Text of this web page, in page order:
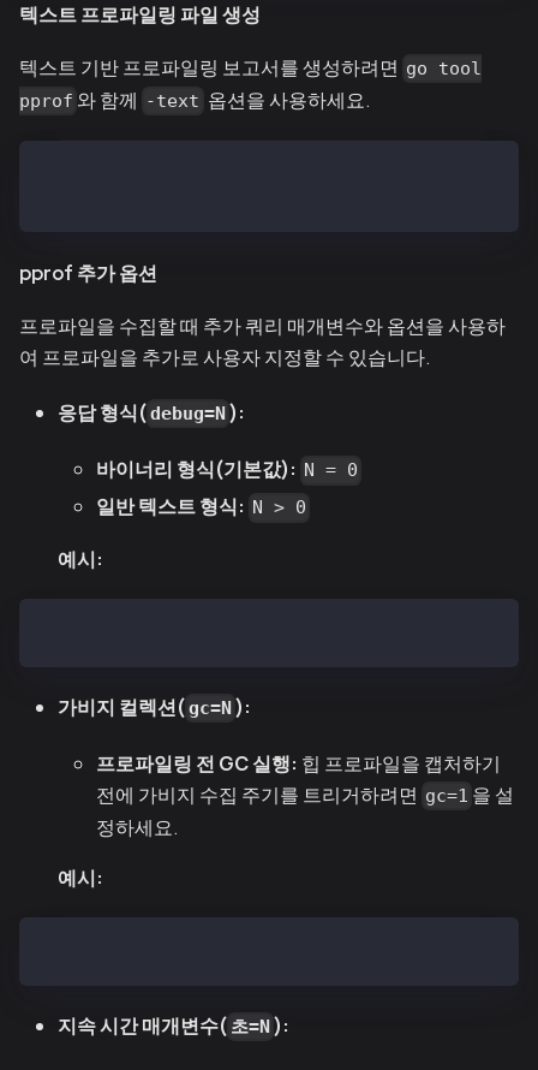
텍스트 프로파일링 파일 생성
텍스트 기반 프로파일링 보고서를 생성하려면 go tool
pprof 와 함께 -text 옵션을 사용하세요.
pprof 추가 옵션
프로파일을 수집할 때 추가 쿼리 매개변수와 옵션을 사용하
여 프로파일을 추가로 사용자 지정할 수 있습니다.
응답 형식(debug=N):
바이너리 형식(기본값): N = 0
일반 텍스트 형식: N > 0
예시:
가비지 컬렉션(gc=N):
프로파일링 전 GC 실행: 힙 프로파일을 캡처하기
전에 가비지 수집 주기를 트리거하려면 gc=1 을 설
정하세요.
예시:
지속 시간 매개변수( 초=N):